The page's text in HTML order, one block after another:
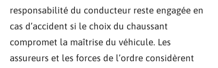
responsabilité du conducteur reste engagée en
cas d’accident si le choix du chaussant
compromet la maîtrise du véhicule. Les
assureurs et les forces de l’ordre considèrent